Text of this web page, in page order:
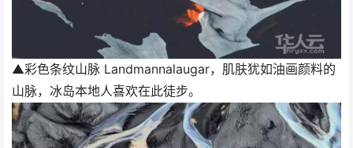
▲彩色条纹山脉 Landmannalaugar，肌肤犹如油画颜料的
山脉，冰岛本地人喜欢在此徒步。